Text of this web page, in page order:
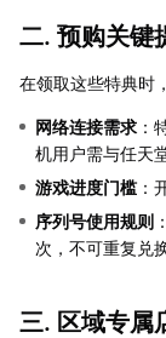
二. 预购关键
在领取这些特典时
网络连接需求 ：
机用户需与任天
游戏进度门槛 ：
序列号使用规则
次，不可重复兑换
三. 区域专属